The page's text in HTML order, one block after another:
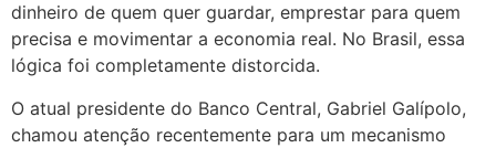
dinheiro de quem quer guardar, emprestar para quem
precisa e movimentar a economia real. No Brasil, essa
lógica foi completamente distorcida.
O atual presidente do Banco Central, Gabriel Galípolo,
chamou atenção recentemente para um mecanismo